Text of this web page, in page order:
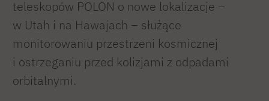
teleskopów POLON o nowe lokalizacje –
w Utah i na Hawajach – służące
monitorowaniu przestrzeni kosmicznej
i ostrzeganiu przed kolizjami z odpadami
orbitalnymi.